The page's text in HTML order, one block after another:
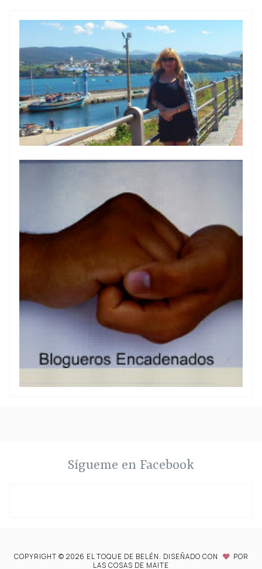
Sígueme en Facebook
COPYRIGHT © 2026 EL TOQUE DE BELÉN. DISEÑADO CON
POR
LAS COSAS DE MAITE